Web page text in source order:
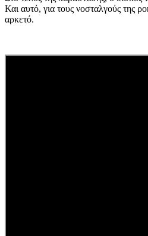
Και αυτό, για τους νοσταλγούς της
αρκετό.